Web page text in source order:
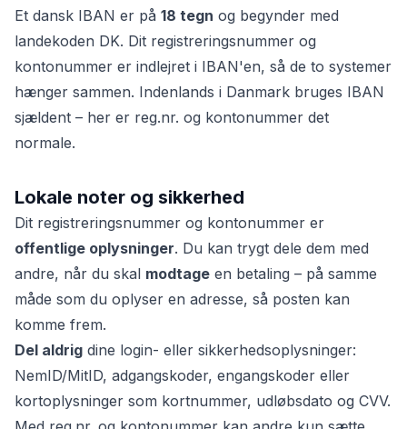
Et dansk IBAN er på 18 tegn og begynder med
landekoden DK. Dit registreringsnummer og
kontonummer er indlejret i IBAN'en, så de to systemer
hænger sammen. Indenlands i Danmark bruges IBAN
sjældent – her er reg.nr. og kontonummer det
normale.
Lokale noter og sikkerhed
Dit registreringsnummer og kontonummer er
offentlige oplysninger. Du kan trygt dele dem med
andre, når du skal modtage en betaling – på samme
måde som du oplyser en adresse, så posten kan
komme frem.
Del aldrig dine login- eller sikkerhedsoplysninger:
NemID/MitID, adgangskoder, engangskoder eller
kortoplysninger som kortnummer, udløbsdato og CVV.